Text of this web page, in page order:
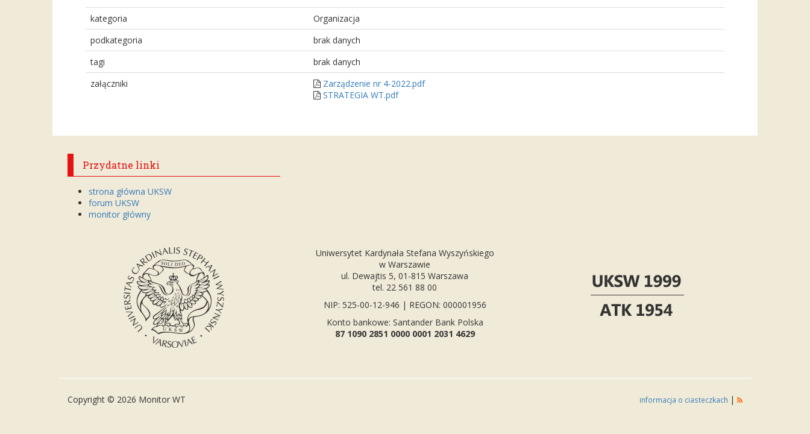
kategoria
Organizacja
podkategoria
brak danych
tagi
brak danych
załączniki
Zarządzenie nr 4-2022.pdf
STRATEGIA WT.pdf
Przydatne linki
strona główna UKSW
forum UKSW
monitor główny
Uniwersytet Kardynała Stefana Wyszyńskiego
w Warszawie
ul. Dewajtis 5, 01-815 Warszawa
tel. 22 561 88 00
NIP: 525-00-12-946 | REGON: 000001956
Konto bankowe: Santander Bank Polska
87 1090 2851 0000 0001 2031 4629
Copyright © 2026 Monitor WT informacja o ciasteczkach |